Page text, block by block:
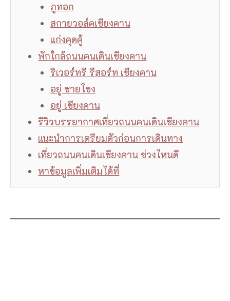
ภูทอก
สกายวอล์คเชียงคาน
แก่งคุดคู้
พักใกล้ถนนคนเดินเชียงคาน
ริเวอร์ทรี รีสอร์ท เชียงคาน
อยู่ ชายโขง
อยู่ เชียงคาน
รีวิวบรรยากาศเที่ยวถนนคนเดินเชียงคาน
แนะนำการเตรียมตัวก่อนการเดินทาง
เที่ยวถนนคนเดินเชียงคาน ช่วงไหนดี
หาข้อมูลเพิ่มเติมได้ที่